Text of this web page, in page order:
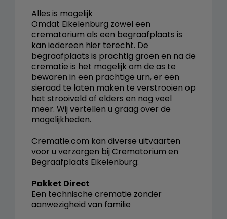
Alles is mogelijk
Omdat Eikelenburg zowel een
crematorium als een begraafplaats is
kan iedereen hier terecht. De
begraafplaats is prachtig groen en na de
crematie is het mogelijk om de as te
bewaren in een prachtige urn, er een
sieraad te laten maken te verstrooien op
het strooiveld of elders en nog veel
meer. Wij vertellen u graag over de
mogelijkheden.
Crematie.com kan diverse uitvaarten
voor u verzorgen bij Crematorium en
Begraafplaats Eikelenburg:
Pakket Direct
Een technische crematie zonder
aanwezigheid van familie